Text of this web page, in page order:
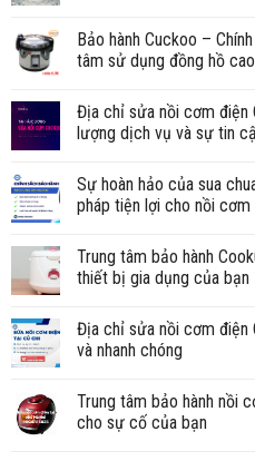
Bảo hành Cuckoo –
tâm sử dụng đồng hồ
Địa chỉ sửa nồi cơm
lượng dịch vụ và sự tin
Sự hoàn hảo của sua
pháp tiện lợi cho nồi cơm
Trung tâm bảo hành
thiết bị gia dụng của bạn
Địa chỉ sửa nồi cơm điện
và nhanh chóng
Trung tâm bảo hành nồi
cho sự cố của bạn